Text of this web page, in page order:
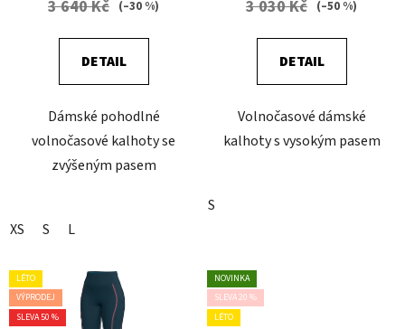
3 640 Kč (–30 %)
DETAIL
Dámské pohodlné
volnočasové kalhoty se
zvýšeným pasem
XS S L
3 030 Kč (–50 %)
DETAIL
Volnočasové dámské
kalhoty s vysokým pasem
S
LÉTO
VÝPRODEJ
SLEVA 50 %
NOVINKA
SLEVA 20 %
LÉTO